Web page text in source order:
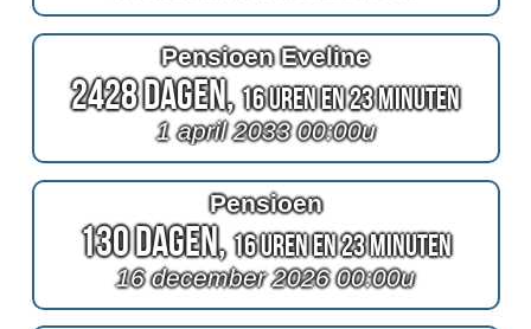
Pensioen Eveline
2428 Dagen,16 Uren en 23 Minuten
1 april 2033 00:00u
Pensioen
130 Dagen,16 Uren en 23 Minuten
16 december 2026 00:00u